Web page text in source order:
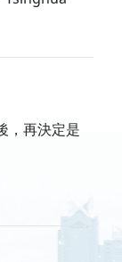
，再決定是